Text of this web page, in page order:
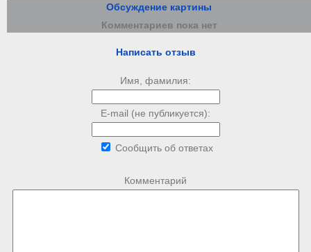
Обсуждение картины
Комментариев пока нет
Написать отзыв
Имя, фамилия:
E-mail (не публикуется):
Сообщить об ответах
Комментарий